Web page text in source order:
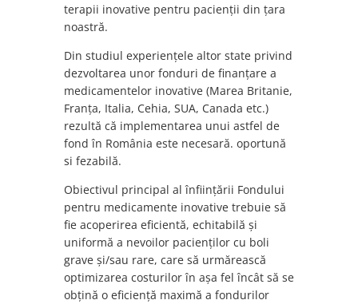
terapii inovative pentru pacienții din țara
noastră.
Din studiul experiențele altor state privind
dezvoltarea unor fonduri de finanțare a
medicamentelor inovative (Marea Britanie,
Franța, Italia, Cehia, SUA, Canada etc.)
rezultă că implementarea unui astfel de
fond în România este necesară. oportună
si fezabilă.
Obiectivul principal al înființării Fondului
pentru medicamente inovative trebuie să
fie acoperirea eficientă, echitabilă și
uniformă a nevoilor pacienților cu boli
grave și/sau rare, care să urmărească
optimizarea costurilor în așa fel încât să se
obțină o eficiență maximă a fondurilor